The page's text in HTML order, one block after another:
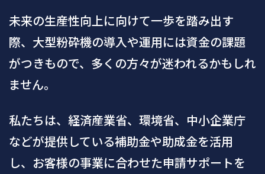
未来の生産性向上に向けて一歩を踏み出す
際、大型粉砕機の導入や運用には資金の課題
がつきもので、多くの方々が迷われるかもしれ
ません。
私たちは、経済産業省、環境省、中小企業庁
などが提供している補助金や助成金を活用
し、お客様の事業に合わせた申請サポートを